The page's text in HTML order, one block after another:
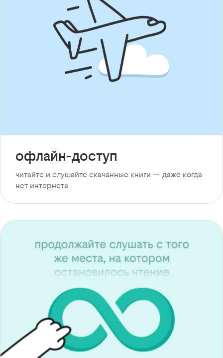
офлайн-доступ
читайте и слушайте скачанные книги — даже когда
нет интернета